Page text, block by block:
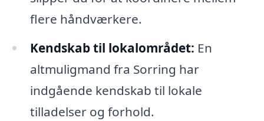
flere håndværkere.
Kendskab til lokalområdet: En
altmuligmand fra Sorring har
indgående kendskab til lokale
tilladelser og forhold.